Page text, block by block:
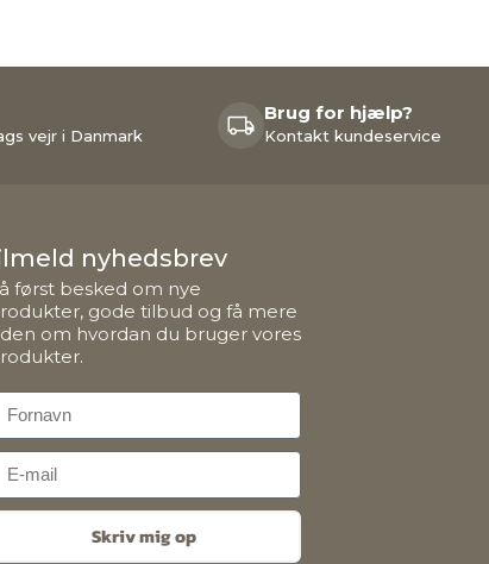
vejr i Danmark
Brug for hjælp?
Kontakt kundeservice
nyhedsbrev
først besked om nye
gode tilbud og få mere
om hvordan du bruger vores
Name
Skriv mig op